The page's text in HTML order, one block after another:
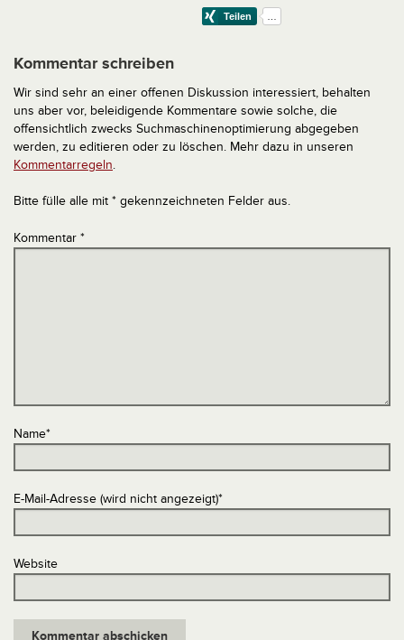
Kommentar schreiben
Wir sind sehr an einer offenen Diskussion interessiert, behalten
uns aber vor, beleidigende Kommentare sowie solche, die
offensichtlich zwecks Suchmaschinenoptimierung abgegeben
werden, zu editieren oder zu löschen. Mehr dazu in unseren
Kommentarregeln.
Bitte fülle alle mit * gekennzeichneten Felder aus.
Kommentar *
Name*
E-Mail-Adresse (wird nicht angezeigt)*
Website